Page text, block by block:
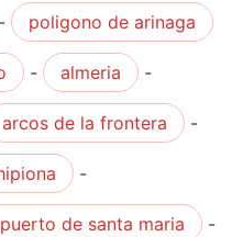
- poligono de arinaga
- almeria -
arcos de la frontera -
-
de santa maria -